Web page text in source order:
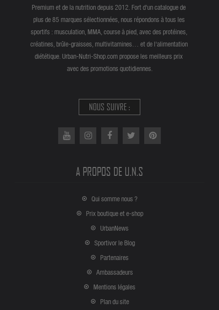
Premium et de la nutrition depuis 2012. Fort d'un catalogue de
plus de 85 marques sélectionnées, nous répondons à tous les
sportifs : musculation, MMA, course à pied, avec des protéines,
créatines, brûle-graisses, multivitamines… et de l'alimentation
diététique. Urban-Nutri-Shop.com propose les meilleurs prix
avec des promotions quotidiennes.
NOUS SUIVRE :
A PROPOS DE U.N.S
Qui somme nous ?
Prix boutique et e-shop
UrbanNews
Sportivor le Blog
Partenaires
Ambassadeurs
Mentions légales
Plan du site